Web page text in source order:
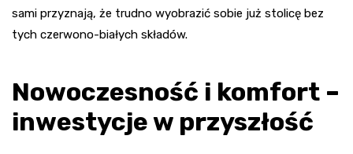
sami przyznają, że trudno wyobrazić sobie już stolicę bez
tych czerwono-białych składów.
Nowoczesność i komfort –
inwestycje w przyszłość